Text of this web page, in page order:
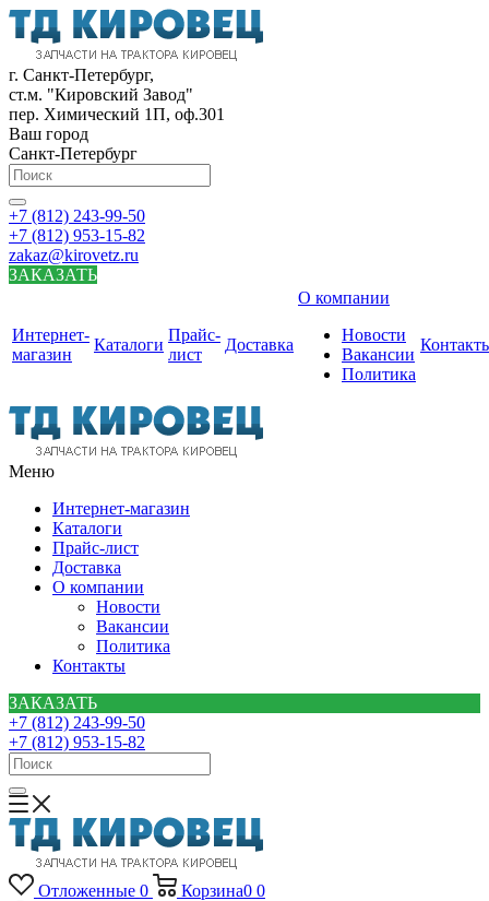
г. Санкт-Петербург,
ст.м. "Кировский Завод"
пер. Химический 1П, оф.301
Ваш город
Санкт-Петербург
+7 (812) 243-99-50
+7 (812) 953-15-82
zakaz@kirovetz.ru
ЗАКАЗАТЬ
Интернет-
магазин
Каталоги
Прайс-
лист
Доставка
О компании
Новости
Вакансии
Политика
Меню
Интернет-магазин
Каталоги
Прайс-лист
Доставка
О компании
Новости
Вакансии
Политика
Контакты
ЗАКАЗАТЬ
+7 (812) 243-99-50
+7 (812) 953-15-82
Отложенные 0 Корзина0 0